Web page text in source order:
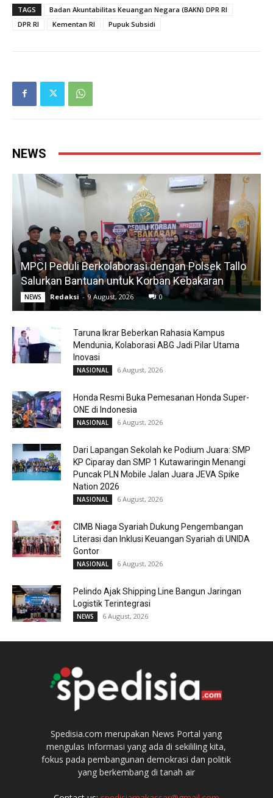
TAGS
Badan Akuntabilitas Keuangan Negara (BAKN) DPR RI
DPR RI
Kementan RI Pupuk Subsidi
NEWS
MPCI Peduli Berkolaborasi dengan Polsek Tallo
Salurkan Bantuan untuk Korban Kebakaran
NEWS Redaksi - 9 August, 2026 0
Taruna Ikrar Beberkan Rahasia Kampus
Mendunia, Kolaborasi ABG Jadi Pilar Utama
Inovasi
NASIONAL 6 August, 2026
Honda Resmi Buka Pemesanan Honda Super-
ONE di Indonesia
NASIONAL 6 August, 2026
Dari Lapangan Sekolah ke Podium Juara: SMP
KP Ciparay dan SMP 1 Kutawaringin Menangi
Puncak PLN Mobile Jalan Juara JEVA Spike
Nation 2026
NASIONAL 6 August, 2026
CIMB Niaga Syariah Dukung Pengembangan
Literasi dan Inklusi Keuangan Syariah di UNIDA
Gontor
NASIONAL 6 August, 2026
Pelindo Ajak Shipping Line Bangun Jaringan
Logistik Terintegrasi
NEWS 6 August, 2026
Spedisia.com merupakan News Portal yang
mengulas Informasi yang ada di sekililing kita,
fokus pada pembangunan demokrasi dan politik
yang berkembang di tanah air